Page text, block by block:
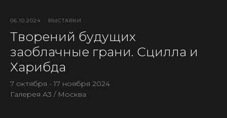
06.10.2024 ВЫСТАВКИ
Творений будущих
заоблачные грани. Сцилла и
Харибда
7 октября - 17 ноября 2024
Галерея А3 / Москва